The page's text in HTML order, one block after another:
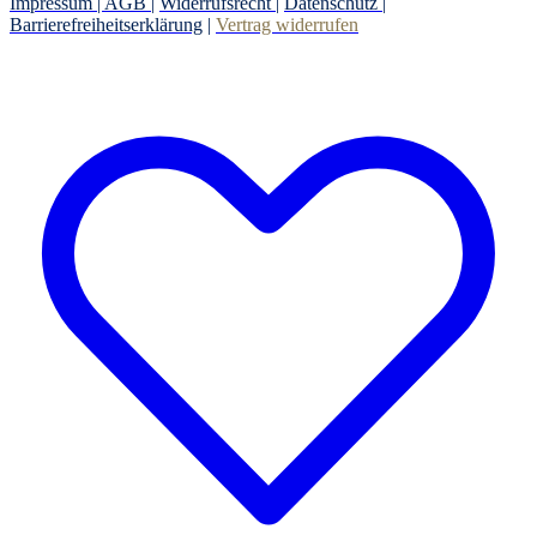
Barrierefreiheitserklärung | Vertrag widerrufen